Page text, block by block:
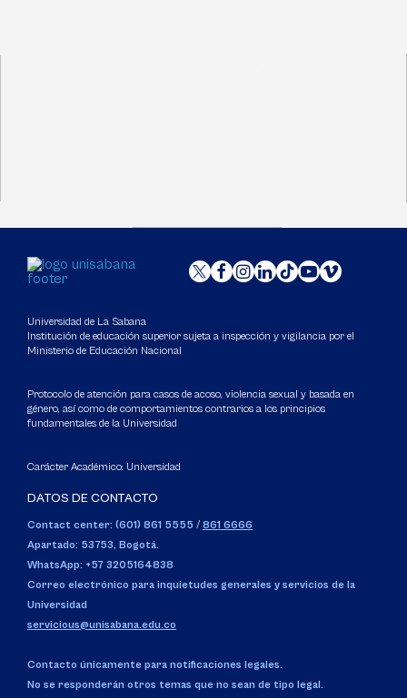
Universidad de La Sabana
Institución de educación superior sujeta a inspección y vigilancia por el
Ministerio de Educación Nacional
Protocolo de atención para casos de acoso, violencia sexual y basada en
género, así como de comportamientos contrarios a los principios
fundamentales de la Universidad
Carácter Académico: Universidad
DATOS DE CONTACTO
Contact center: (601) 861 5555 / 861 6666
Apartado: 53753, Bogotá.
WhatsApp: +57 3205164838
Correo electrónico para inquietudes generales y servicios de la
Universidad
servicious@unisabana.edu.co
Contacto únicamente para notificaciones legales.
No se responderán otros temas que no sean de tipo legal.